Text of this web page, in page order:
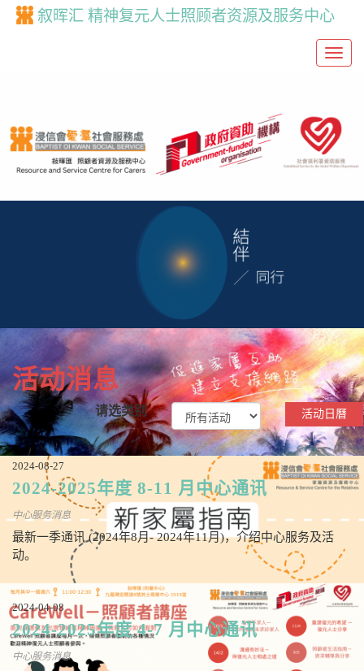
叙晖汇 精神复元人士照顾者资源及服务中心
T
e
n
v
活动消息
请选类别 活动日曆
2024-08-27
2024-2025年度 8-11 月中心通讯
中心服务消息
最新一季通讯 (2024年8月- 2024年11月)，介绍中心服务及活
动。
2024-04-08
2024-2025年度 4-7 月中心通讯
中心服务消息